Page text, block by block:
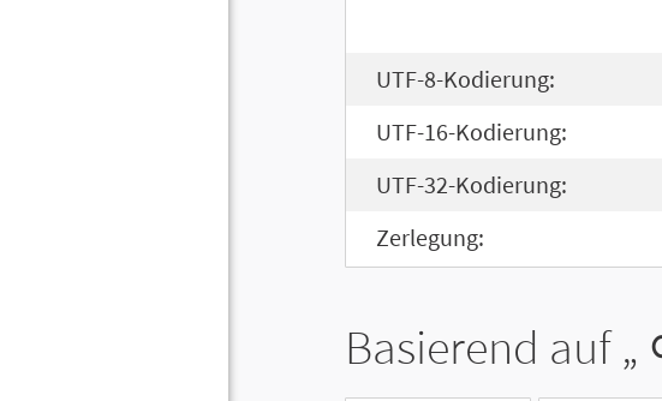
UTF-8-Kodierung:
UTF-16-Kodierung:
UTF-32-Kodierung:
Zerlegung:
Basierend auf „